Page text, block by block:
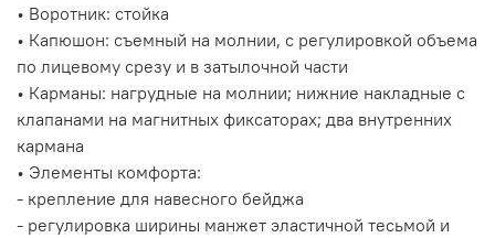
• Воротник: стойка
• Капюшон: съемный на молнии, с регулировкой объема
по лицевому срезу и в затылочной части
• Карманы: нагрудные на молнии; нижние накладные с
клапанами на магнитных фиксаторах; два внутренних
кармана
• Элементы комфорта:
- крепление для навесного бейджа
- регулировка ширины манжет эластичной тесьмой и